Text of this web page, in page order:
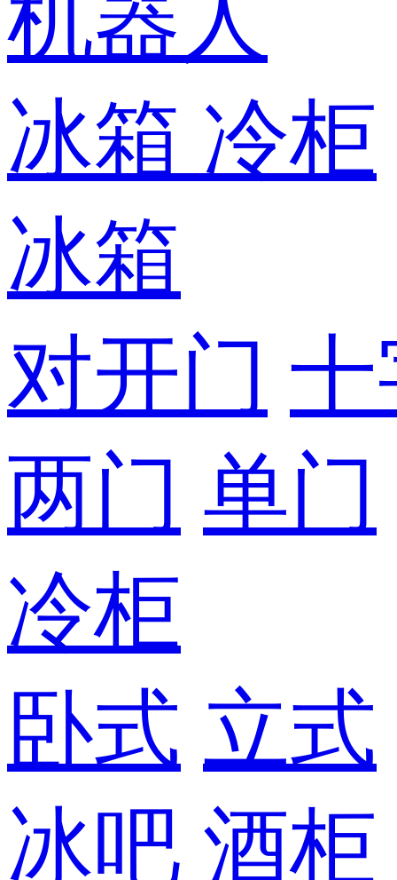
机器人
冰箱 冷柜
冰箱
对开门
两门 单门
冷柜
卧式 立式
冰吧 酒柜